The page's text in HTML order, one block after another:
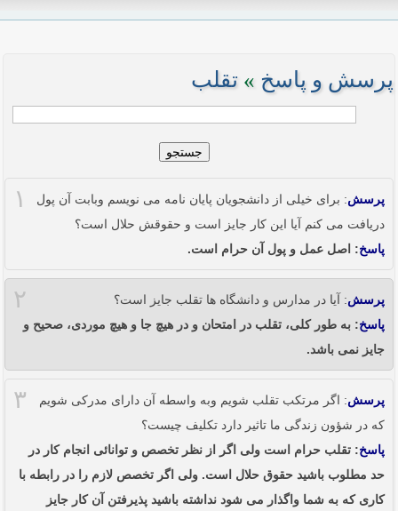
پرسش و پاسخ » تقلب
جستجو
۱ پرسش: برای خیلی از دانشجویان پایان نامه می نویسم وبابت آن پول
دریافت می کنم آیا این کار جایز است و حقوقش حلال است؟
پاسخ: اصل عمل و پول آن حرام است.
۲ پرسش: آیا در مدارس و دانشگاه ها تقلب جایز است؟
پاسخ: به طور کلی، تقلب در امتحان و در هیچ جا و هیچ موردی، صحیح و
جایز نمی باشد.
۳ پرسش: اگر مرتکب تقلب شویم وبه واسطه آن دارای مدرکی شویم
که در شؤون زندگی ما تاثیر دارد تکلیف چیست؟
پاسخ: تقلب حرام است ولی اگر از نظر تخصص و توانائی انجام کار در
حد مطلوب باشید حقوق حلال است. ولی اگر تخصص لازم را در رابطه با
کاری که به شما واگذار می شود نداشته باشید پذیرفتن آن کار جایز